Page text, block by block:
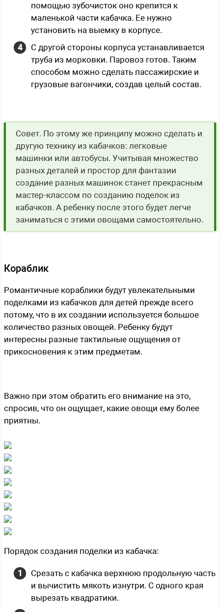
помощью зубочисток оно крепится к
маленькой части кабачка. Ее нужно
установить на выемку в корпусе.
С другой стороны корпуса устанавливается
труба из морковки. Паровоз готов. Таким
способом можно сделать пассажирские и
грузовые вагончики, создав целый состав.
Совет. По этому же принципу можно сделать и
другую технику из кабачков: легковые
машинки или автобусы. Учитывая множество
разных деталей и простор для фантазии
создание разных машинок станет прекрасным
мастер-классом по созданию поделок из
кабачков. А ребенку после этого будет легче
заниматься с этими овощами самостоятельно.
Кораблик
Романтичные кораблики будут увлекательными
поделками из кабачков для детей прежде всего
потому, что в их создании используется большое
количество разных овощей. Ребенку будут
интересны разные тактильные ощущения от
прикосновения к этим предметам.
Важно при этом обратить его внимание на это,
спросив, что он ощущает, какие овощи ему более
приятны.
Порядок создания поделки из кабачка:
Срезать с кабачка верхнюю продольную часть
и вычистить мякоть изнутри. С одного края
вырезать квадратики.